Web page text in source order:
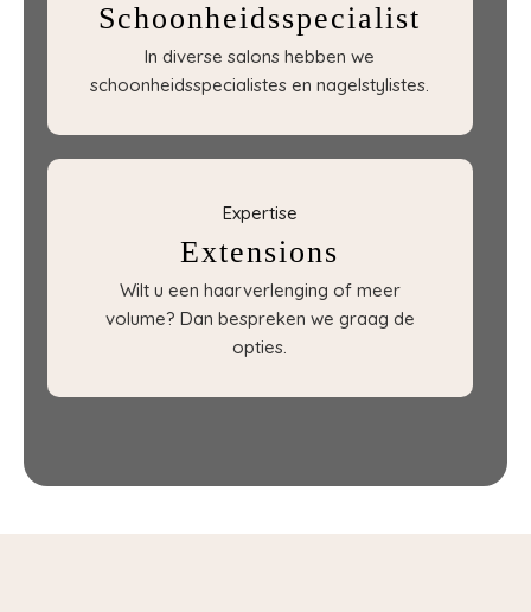
Schoonheidsspecialist
In diverse salons hebben we
schoonheidsspecialistes en nagelstylistes.
Expertise
Extensions
Wilt u een haarverlenging of meer
volume? Dan bespreken we graag de
opties.